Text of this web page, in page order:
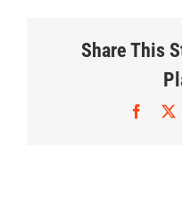
Share This